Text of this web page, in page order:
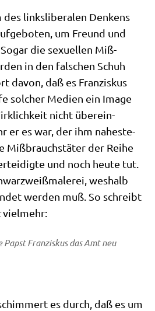
des links­li­be­ra­len Den­kens
um Freund und
die sexu­el­len Miß­
in den fal­schen Schuh
davon, daß es Fran­zis­kus
sol­cher Medi­en ein Image
nicht über­ein­
er es war, der ihm nahe­ste­
Miß­brauchs­tä­ter der Rei­he
und noch heu­te tut.
wes­halb
wer­den muß. So schreibt
vielmehr:
Fran­zis­kus das Amt neu
es durch, daß es um